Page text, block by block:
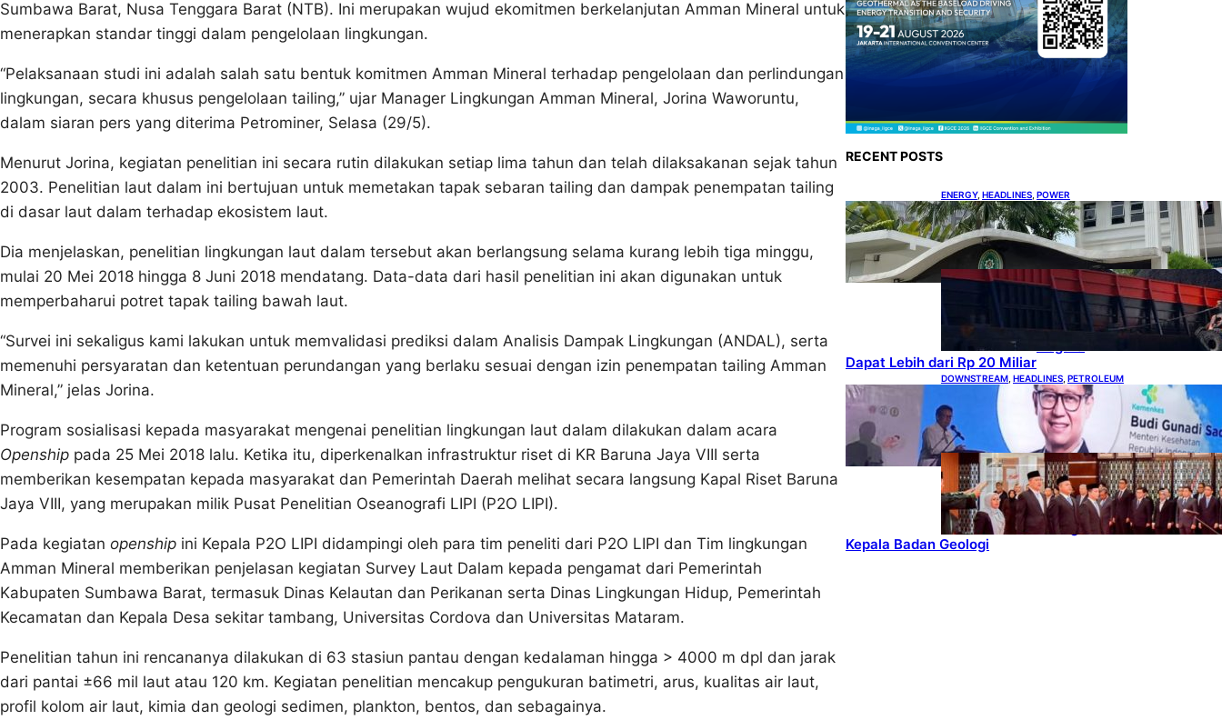
Sumbawa Barat, Nusa Tenggara Barat (NTB). Ini merupakan wujud ekomitmen berkelanjutan Amman Mineral untuk
menerapkan standar tinggi dalam pengelolaan lingkungan.
“Pelaksanaan studi ini adalah salah satu bentuk komitmen Amman Mineral terhadap pengelolaan dan perlindungan
lingkungan, secara khusus pengelolaan tailing,” ujar Manager Lingkungan Amman Mineral, Jorina Waworuntu,
dalam siaran pers yang diterima Petrominer, Selasa (29/5).
Menurut Jorina, kegiatan penelitian ini secara rutin dilakukan setiap lima tahun dan telah dilaksakanan sejak tahun
2003. Penelitian laut dalam ini bertujuan untuk memetakan tapak sebaran tailing dan dampak penempatan tailing
di dasar laut dalam terhadap ekosistem laut.
Dia menjelaskan, penelitian lingkungan laut dalam tersebut akan berlangsung selama kurang lebih tiga minggu,
mulai 20 Mei 2018 hingga 8 Juni 2018 mendatang. Data-data dari hasil penelitian ini akan digunakan untuk
memperbaharui potret tapak tailing bawah laut.
“Survei ini sekaligus kami lakukan untuk memvalidasi prediksi dalam Analisis Dampak Lingkungan (ANDAL), serta
memenuhi persyaratan dan ketentuan perundangan yang berlaku sesuai dengan izin penempatan tailing Amman
Mineral,” jelas Jorina.
Program sosialisasi kepada masyarakat mengenai penelitian lingkungan laut dalam dilakukan dalam acara
Openship pada 25 Mei 2018 lalu. Ketika itu, diperkenalkan infrastruktur riset di KR Baruna Jaya VIII serta
memberikan kesempatan kepada masyarakat dan Pemerintah Daerah melihat secara langsung Kapal Riset Baruna
Jaya VIII, yang merupakan milik Pusat Penelitian Oseanografi LIPI (P2O LIPI).
Pada kegiatan openship ini Kepala P2O LIPI didampingi oleh para tim peneliti dari P2O LIPI dan Tim lingkungan
Amman Mineral memberikan penjelasan kegiatan Survey Laut Dalam kepada pengamat dari Pemerintah
Kabupaten Sumbawa Barat, termasuk Dinas Kelautan dan Perikanan serta Dinas Lingkungan Hidup, Pemerintah
Kecamatan dan Kepala Desa sekitar tambang, Universitas Cordova dan Universitas Mataram.
Penelitian tahun ini rencananya dilakukan di 63 stasiun pantau dengan kedalaman hingga > 4000 m dpl dan jarak
dari pantai ±66 mil laut atau 120 km. Kegiatan penelitian mencakup pengukuran batimetri, arus, kualitas air laut,
profil kolom air laut, kimia dan geologi sedimen, plankton, bentos, dan sebagainya.
RECENT POSTS
ENERGY, HEADLINES POWER
Koalisi Bersihkan Indonesia
Ajukan Banding atas
Putusan Gugatan RUPTL
HEADLINES ,
MINING
Lelang
Batubara
Sitaan,
Dapat Lebih dari Rp 20 Miliar
DOWNSTREAM HEADLINES PETROLEUM
Digitalisasi Alat-Alat
Kesehatan Dukung
Pertumbuhan Industri Alkes
HEADLINES
PETROLEUM ,
UPSTREAM
Lana Saria
Dilantik
Sebagai
Kepala Badan Geologi